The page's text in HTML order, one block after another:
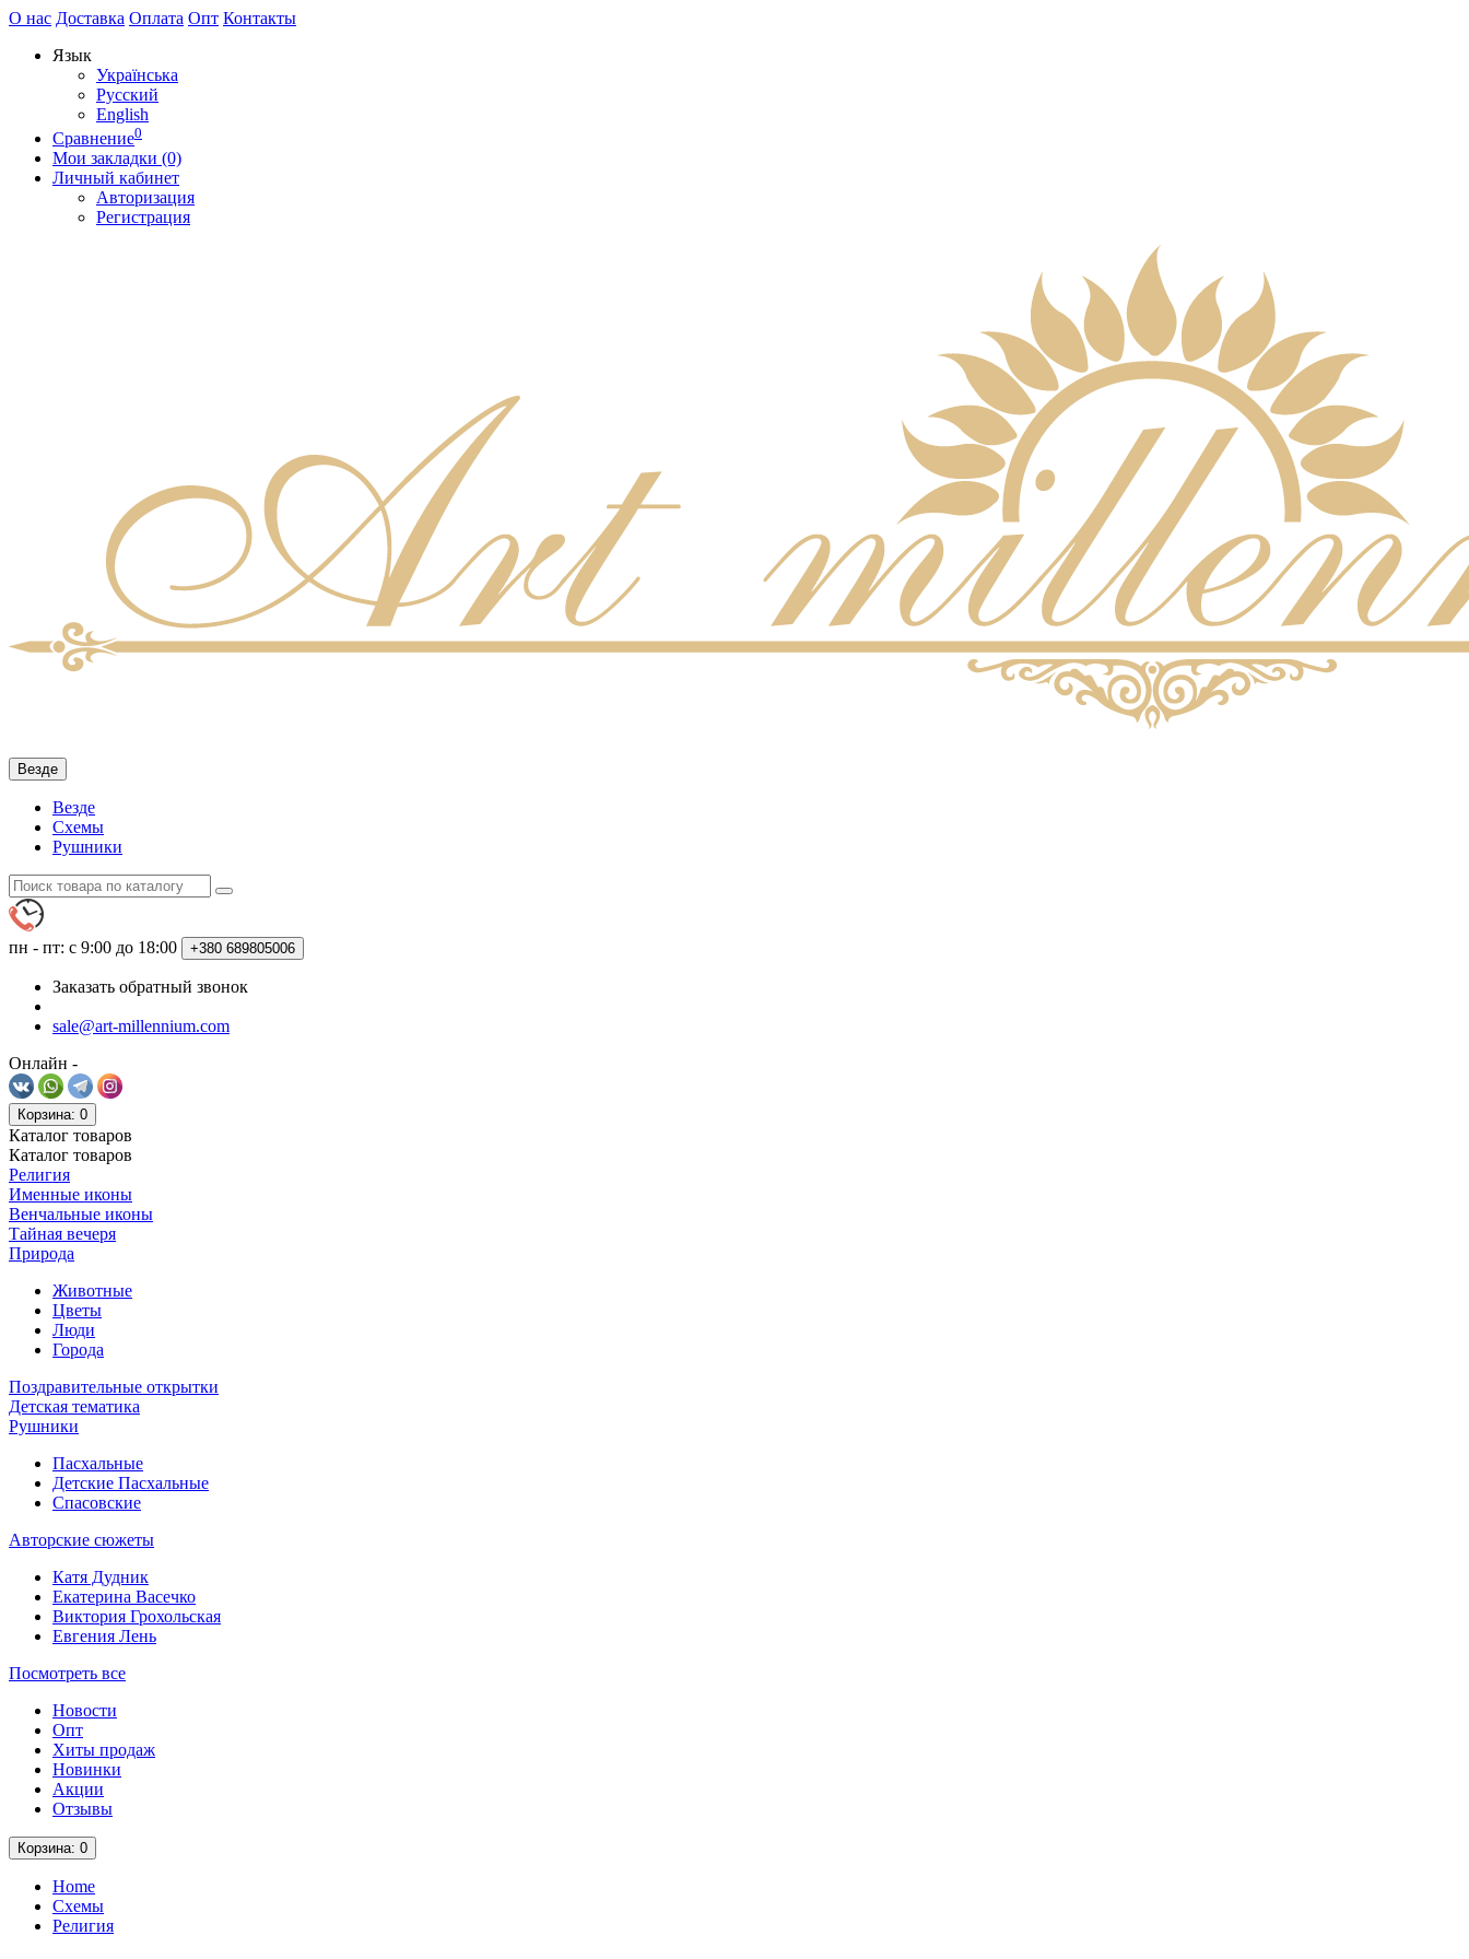
О нас Доставка Оплата Опт Контакты
Язык
Українська
Русский
English
Сравнение0
Мои закладки (0)
Личный кабинет
Авторизация
Регистрация
Везде
Везде
Схемы
Рушники
пн - пт: с 9:00 до 18:00 +380 689805006
Заказать обратный звонок
sale@art-millennium.com
Онлайн -
Корзина: 0
Каталог товаров
Каталог товаров
Религия
Именные иконы
Венчальные иконы
Тайная вечеря
Природа
Животные
Цветы
Люди
Города
Поздравительные открытки
Детская тематика
Рушники
Пасхальные
Детские Пасхальные
Спасовские
Авторские сюжеты
Катя Дудник
Екатерина Васечко
Виктория Грохольская
Евгения Лень
Посмотреть все
Новости
Опт
Хиты продаж
Новинки
Акции
Отзывы
Корзина: 0
Home
Схемы
Религия